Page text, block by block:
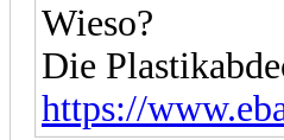
Wieso?
Die
https://